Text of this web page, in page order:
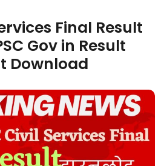
Final Result
Gov in Result
Download